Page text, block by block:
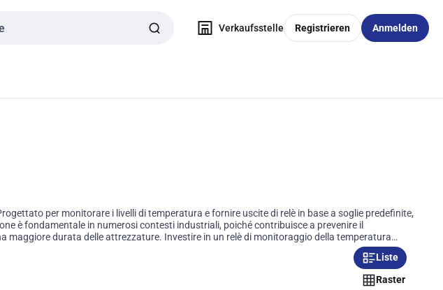
Verkaufsstelle Registrieren Anmelden
per monitorare i livelli di temperatura e fornire uscite di relè in base a soglie predefinite,
è fondamentale in numerosi contesti industriali, poiché contribuisce a prevenire il
durata delle attrezzature. Investire in un relè di monitoraggio della temperatura
Liste
Raster